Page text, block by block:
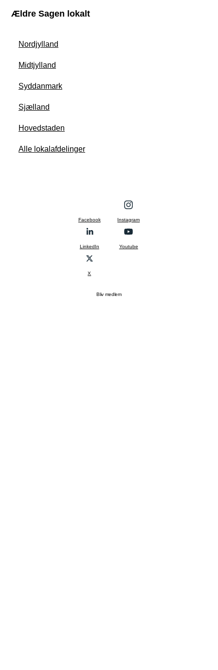
Ældre Sagen lokalt
Nordjylland
Midtjylland
Syddanmark
Sjælland
Hovedstaden
Alle lokalafdelinger
Facebook Instagram
LinkedIn Youtube
X
Bliv medlem